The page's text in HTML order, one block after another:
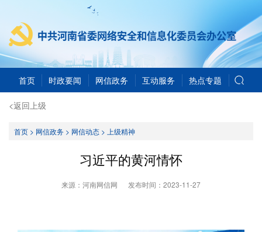
首页 时政要闻 网信政务 互动服务 热点专题
<返回上级
首页> 网信政务> 网信动态> 上级精神
习近平的黄河情怀
来源：河南网信网 发布时间： 2023-11-27